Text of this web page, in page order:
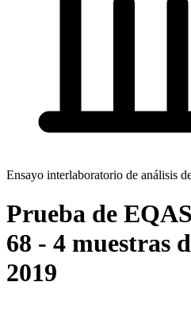
Ensayo interlaboratorio de análisis
Prueba de
68 - 4 muestras
2019